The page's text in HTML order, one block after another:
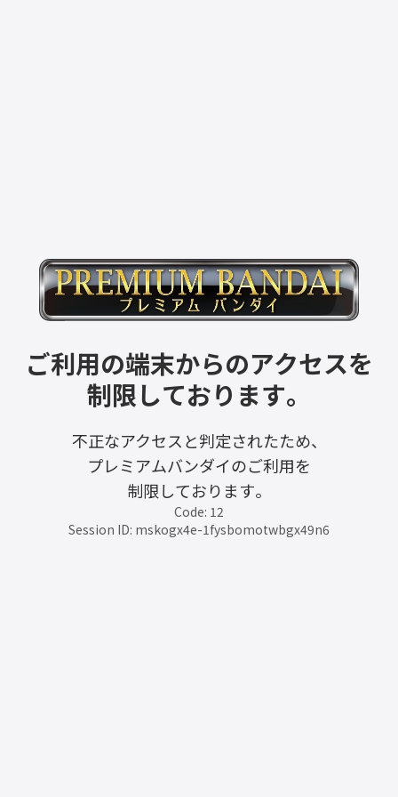
ご利用の端末からのアクセスを
制限しております。
不正なアクセスと判定されたため、
プレミアムバンダイのご利用を
制限しております。
Code: 12
Session ID: mskogx4e-1fysbomotwbgx49n6